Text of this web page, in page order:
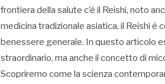
frontiera della salute c’è il Reishi, noto
medicina tradizionale asiatica, il Reishi
benessere generale. In questo articolo
straordinario, ma anche il concetto di
Scopriremo come la scienza